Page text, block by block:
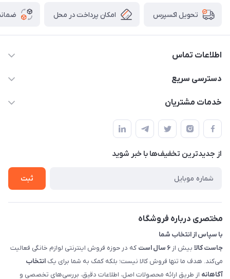
تحویل اکسپرس امکان پرداخت در محل
اطلاعات تماس
09398557137
سمت چپ (فروشگاه صوتی عباسی) - "تحویل حضوری فقط با
هماهنگی"
دسترسی سریع
لیست محصولات
حساب کاربری
تماس با ما
خدمات مشتریان
راهنما
پرسش های شما
شرایط و ضوابط گارانتی
روش های بازگرداندن کالا
از جدید‌ترین تخفیف‌ها با‌ خبر شوید
ثبت
مختصری درباره فروشگاه
با سپاس از انتخاب شما
جاست کالا بیش از ۶ سال است
که در حوزه فروش اینترنتی لوازم خانگی فعالیت
می‌کند. هدف ما تنها فروش کالا نیست؛ بلکه کمک به شما برای یک انتخاب
آگاهانه از طریق ارائه محصولات اصل، اطلاعات دقیق، بررسی‌های تخصصی و